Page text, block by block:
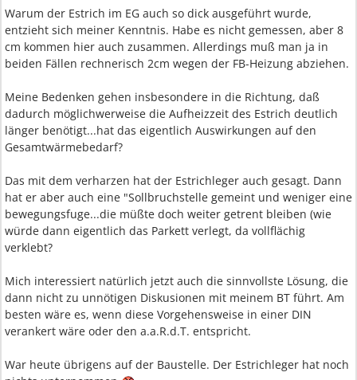
Warum der Estrich im EG auch so dick ausgeführt wurde,
entzieht sich meiner Kenntnis. Habe es nicht gemessen, aber 8
cm kommen hier auch zusammen. Allerdings muß man ja in
beiden Fällen rechnerisch 2cm wegen der FB-Heizung abziehen.
Meine Bedenken gehen insbesondere in die Richtung, daß
dadurch möglichwerweise die Aufheizzeit des Estrich deutlich
länger benötigt...hat das eigentlich Auswirkungen auf den
Gesamtwärmebedarf?
Das mit dem verharzen hat der Estrichleger auch gesagt. Dann
hat er aber auch eine "Sollbruchstelle gemeint und weniger eine
bewegungsfuge...die müßte doch weiter getrent bleiben (wie
würde dann eigentlich das Parkett verlegt, da vollflächig
verklebt?
Mich interessiert natürlich jetzt auch die sinnvollste Lösung, die
dann nicht zu unnötigen Diskusionen mit meinem BT führt. Am
besten wäre es, wenn diese Vorgehensweise in einer DIN
verankert wäre oder den a.a.R.d.T. entspricht.
War heute übrigens auf der Baustelle. Der Estrichleger hat noch